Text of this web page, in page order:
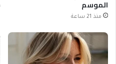
الموسم
منذ 21 ساعة